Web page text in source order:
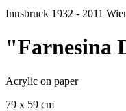
Innsbruck 1932 - 2011
"Farnesina
Acrylic on paper
79 x 59 cm